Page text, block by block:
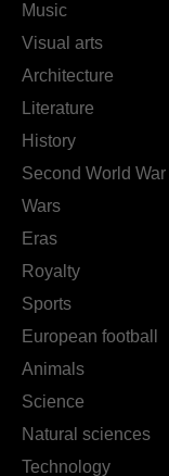
Music
Visual arts
Architecture
Literature
History
Second World War
Wars
Eras
Royalty
Sports
European football
Animals
Science
Natural sciences
Technology